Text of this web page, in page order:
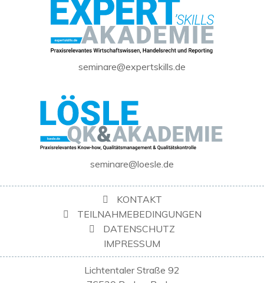
seminare@expertskills.de
seminare@loesle.de
KONTAKT
TEILNAHMEBEDINGUNGEN
DATENSCHUTZ
IMPRESSUM
Lichtentaler Straße 92